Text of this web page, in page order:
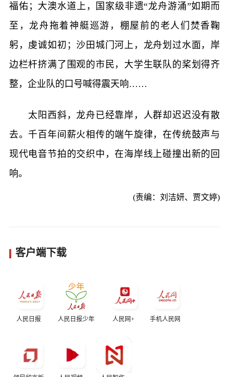
福佑；大澳水道上，国家级非遗“龙舟游涌”如期而
至，龙舟拖着神艇巡游，棚屋前的老人们焚香鞠
躬，虔诚如初；沙田城门河上，龙舟划过水面，岸
边栏杆挤满了围观的市民，大学生联队的桨划得齐
整，企业队的口号喊得震天响……
太阳西斜，龙舟已经靠岸，人群却迟迟没有散
去。千百年间薪火相传的端午旋律，在传统鼓声与
现代电音节拍的交织中，在海岸线上碰撞出新的回
响。
(责编：刘洁妍、贾文婷)
客户端下载
人民日报 人民日报少年 人民网+ 手机人民网